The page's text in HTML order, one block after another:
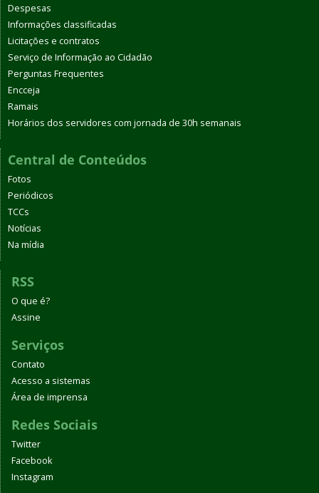
Despesas
Informações classificadas
Licitações e contratos
Serviço de Informação ao Cidadão
Perguntas Frequentes
Encceja
Ramais
Horários dos servidores com jornada de 30h semanais
Central de Conteúdos
Fotos
Periódicos
TCCs
Notícias
Na mídia
RSS
O que é?
Assine
Serviços
Contato
Acesso a sistemas
Área de imprensa
Redes Sociais
Twitter
Facebook
Instagram